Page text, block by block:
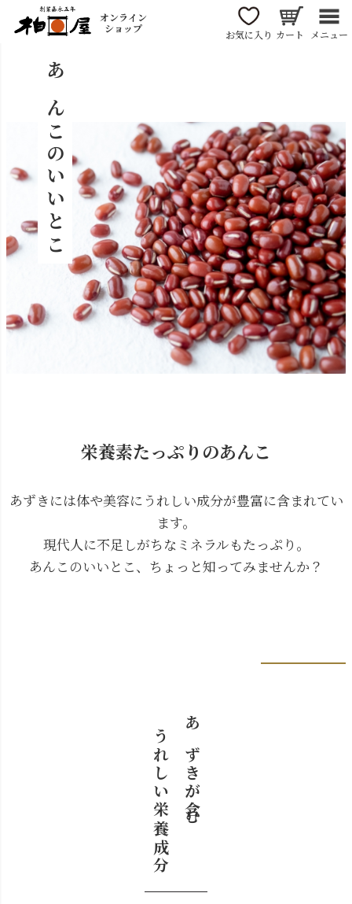
オンライン
ショップ
お気に入り カート メニュー
あんこのいいとこ
栄養素たっぷりのあんこ
あずきには体や美容にうれしい成分が豊富に含まれてい
ます。
現代人に不足しがちなミネラルもたっぷり。
あんこのいいとこ、ちょっと知ってみませんか？
あずきが含む
うれしい栄養成分